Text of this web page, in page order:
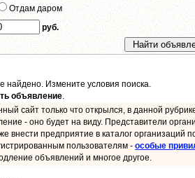
Отдам даром
руб.
найдено. Измените условия поиска.
объявление.
сайт только что открылся, в данной
- оно будет на виду. Представители
внести предприятие в каталог организаций
пользователям - особые
объявлений и многое другое.